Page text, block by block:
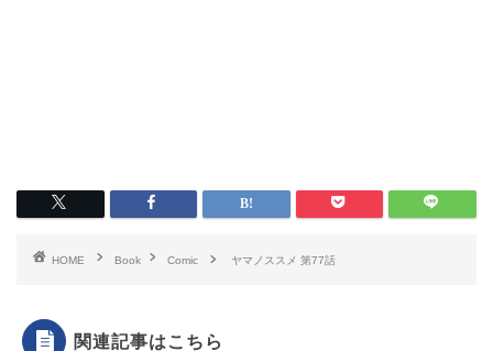
HOME Book Comic ヤマノススメ 第77話
関連記事はこちら